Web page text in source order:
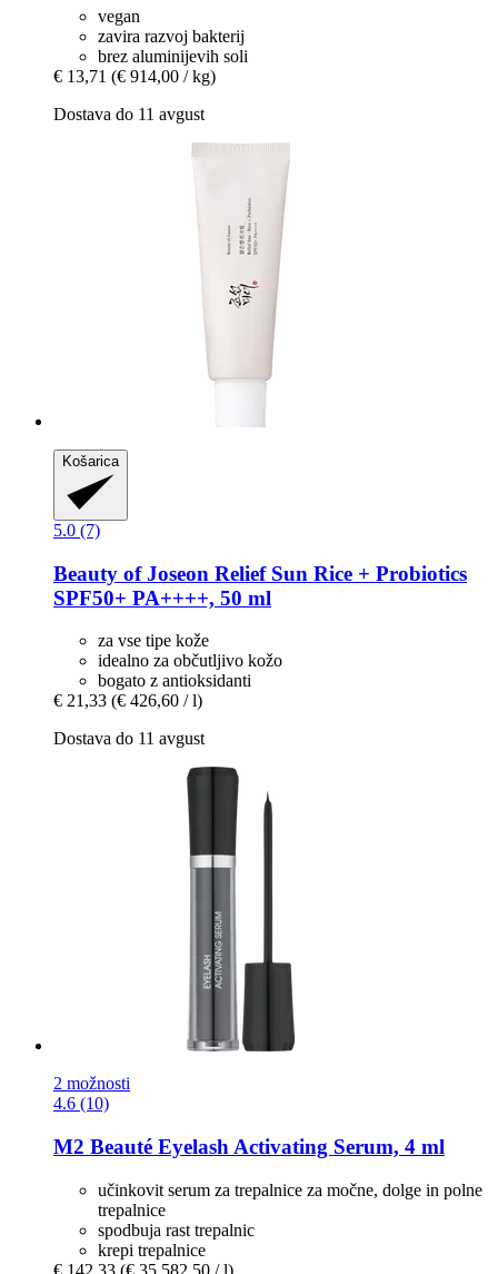
vegan
zavira razvoj bakterij
brez aluminijevih soli
€ 13,71 (€ 914,00 / kg)
Dostava do 11 avgust
Košarica
5.0 (7)
Beauty of Joseon Relief Sun Rice + Probiotics
SPF50+ PA++++, 50 ml
za vse tipe kože
idealno za občutljivo kožo
bogato z antioksidanti
€ 21,33 (€ 426,60 / l)
Dostava do 11 avgust
2 možnosti
4.6 (10)
M2 Beauté Eyelash Activating Serum, 4 ml
učinkovit serum za trepalnice za močne, dolge in polne
trepalnice
spodbuja rast trepalnic
krepi trepalnice
€ 142,33 (€ 35.582,50 / l)